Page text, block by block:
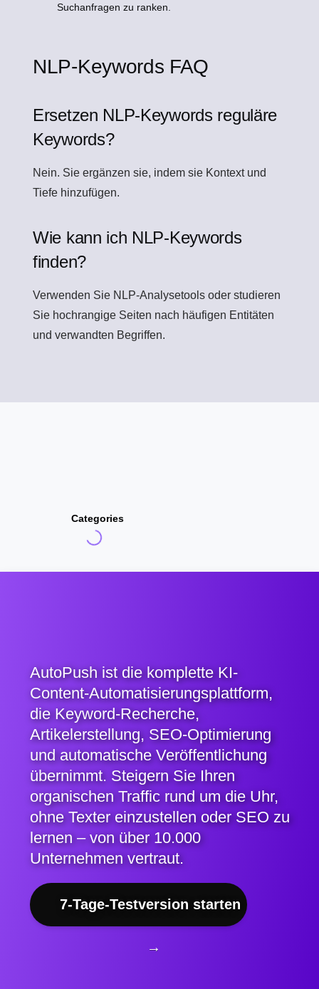
Suchanfragen zu ranken.
NLP-Keywords FAQ
Ersetzen NLP-Keywords reguläre
Keywords?
Nein. Sie ergänzen sie, indem sie Kontext und
Tiefe hinzufügen.
Wie kann ich NLP-Keywords
finden?
Verwenden Sie NLP-Analysetools oder studieren
Sie hochrangige Seiten nach häufigen Entitäten
und verwandten Begriffen.
Categories
AutoPush ist die komplette KI-
Content-Automatisierungsplattform,
die Keyword-Recherche,
Artikelerstellung, SEO-Optimierung
und automatische Veröffentlichung
übernimmt. Steigern Sie Ihren
organischen Traffic rund um die Uhr,
ohne Texter einzustellen oder SEO zu
lernen – von über 10.000
Unternehmen vertraut.
7-Tage-Testversion starten
→